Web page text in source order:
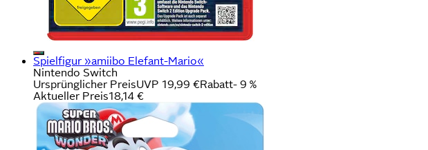
Spielfigur »amiibo Elefant-Mario«
Nintendo Switch
Ursprünglicher PreisUVP 19,99 €Rabatt- 9 %
Aktueller Preis18,14 €